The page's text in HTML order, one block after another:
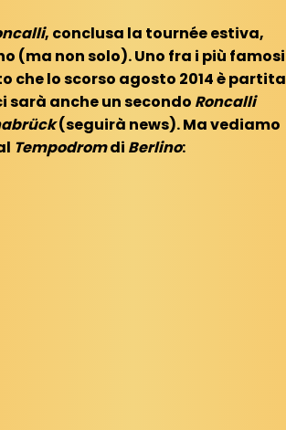
, conclusa la tournée estiva,
(ma non solo). Uno fra i più famosi
che lo scorso agosto 2014 è partita
sarà anche un secondo Roncalli
(seguirà news). Ma vediamo
Tempodromdi Berlino: